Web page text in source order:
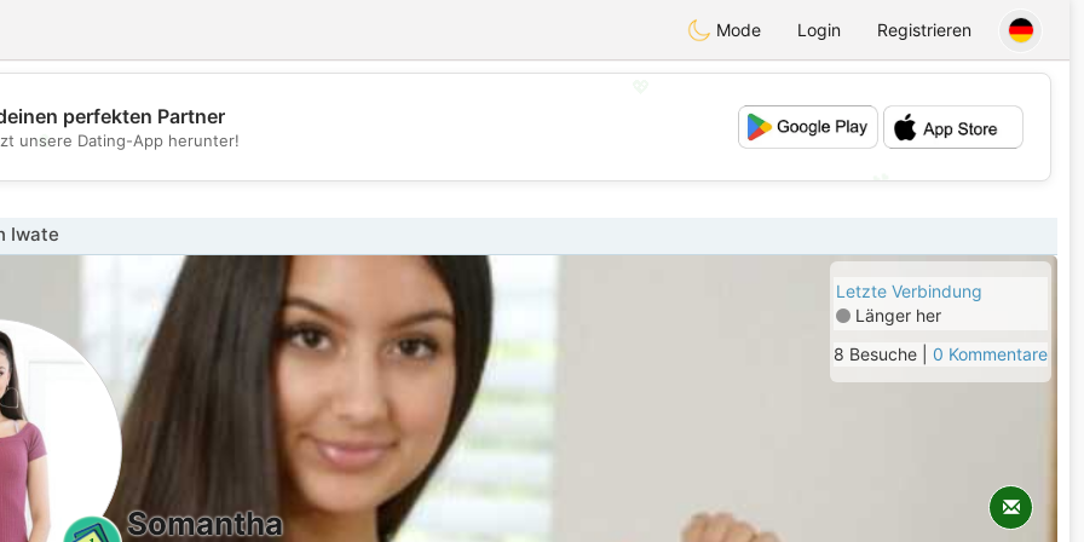
Mode Login Registrieren
💖
💕
perfekten Partner
unsere Dating-App herunter!
Iwate
Somantha
Letzte Verbindung
Länger her
8 Besuche | 0 Kommentare